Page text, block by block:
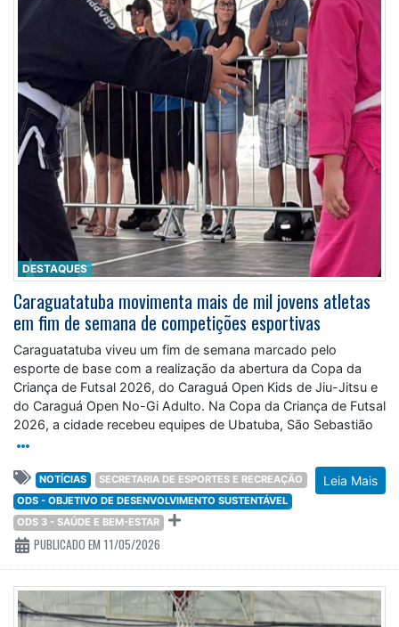
DESTAQUES
Caraguatatuba movimenta mais de mil jovens atletas
em fim de semana de competições esportivas
Caraguatatuba viveu um fim de semana marcado pelo
esporte de base com a realização da abertura da Copa da
Criança de Futsal 2026, do Caraguá Open Kids de Jiu-Jitsu e
do Caraguá Open No-Gi Adulto. Na Copa da Criança de Futsal
2026, a cidade recebeu equipes de Ubatuba, São Sebastião
Leia Mais
NOTÍCIAS
SECRETARIA DE ESPORTES E RECREAÇÃO
ODS - OBJETIVO DE DESENVOLVIMENTO SUSTENTÁVEL
ODS 3 - SAÚDE E BEM-ESTAR
PUBLICADO EM 11/05/2026